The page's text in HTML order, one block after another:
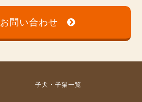
お問い合わせ
子犬・子猫一覧